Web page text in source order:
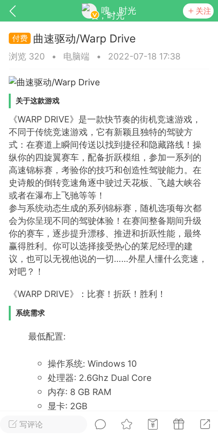
嗖，时光 关注
的社交系统
更新 商城
排行 在线 小黑屋
直播
极品会员
该内容只允许登录的用户查看
写评论
曲速驱动/Warp Drive
浏览 320 • 电脑端 • 2022-07-18 17:38
关于这款游戏
《WARP DRIVE》是一款快节奏的街机竞速游戏，
不同于传统竞速游戏，它有新颖且独特的驾驶方
式：在赛道上瞬间传送以找到捷径和隐藏路线！操
纵你的四旋翼赛车，配备折跃模组，参加一系列的
高速锦标赛，考验你的技巧和创造性驾驶能力。在
史诗般的倒转竞速角逐中驶过天花板、飞越大峡谷
或者在瀑布上飞驰等等！
参与系统动态生成的系列锦标赛，随机选项每次都
会为你呈现不同的驾驶体验！在赛间整备期间升级
你的赛车，逐步提升漂移、推进和折跃性能，最终
赢得胜利。你可以选择接受热心的莱尼经理的建
议，也可以无视他说的一切……外星人懂什么竞速，
对吧？！
《WARP DRIVE》：比赛！折跃！胜利！
系统需求
最低配置:
操作系统: Windows 10
处理器: 2.6Ghz Dual Core
内存: 8 GB RAM
显卡: 2GB
DirectX 版本: 11